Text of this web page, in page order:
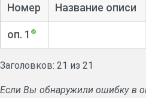
в общественных магазинах.
Номер Название описи
оп. 1
Заголовков: 21 из 21
Если Вы обнаружили ошибку в